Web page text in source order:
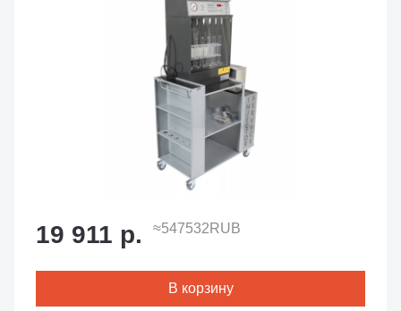
19 911 р. ≈547532RUB
В корзину